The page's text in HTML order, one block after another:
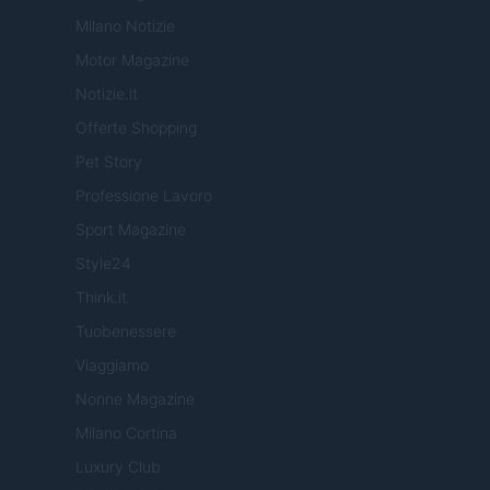
Milano Notizie
Motor Magazine
Notizie.it
Offerte Shopping
Pet Story
Professione Lavoro
Sport Magazine
Style24
Think.it
Tuobenessere
Viaggiamo
Nonne Magazine
Milano Cortina
Luxury Club